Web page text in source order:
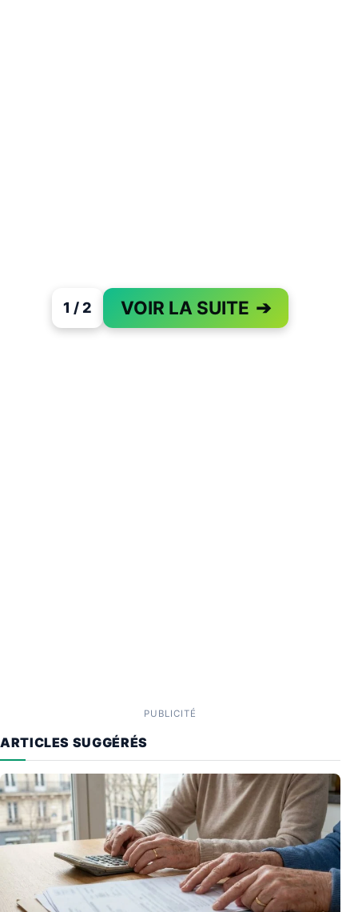
1 / 2 VOIR LA SUITE ➔
PAGE 1 OF 2
PUBLICITÉ
ARTICLES SUGGÉRÉS